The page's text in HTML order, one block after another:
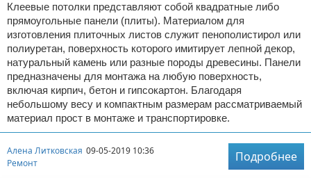
Клеевые потолки представляют собой квадратные либо
прямоугольные панели (плиты). Материалом для
изготовления плиточных листов служит пенополистирол или
полиуретан, поверхность которого имитирует лепной декор,
натуральный камень или разные породы древесины. Панели
предназначены для монтажа на любую поверхность,
включая кирпич, бетон и гипсокартон. Благодаря
небольшому весу и компактным размерам рассматриваемый
материал прост в монтаже и транспортировке.
Алена Литковская 09-05-2019 10:36
Ремонт
Подробнее